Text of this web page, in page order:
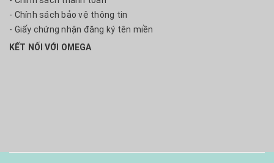
- Chính sách bảo vệ thông tin
- Giấy chứng nhận đăng ký tên miền
KẾT NỐI VỚI OMEGA